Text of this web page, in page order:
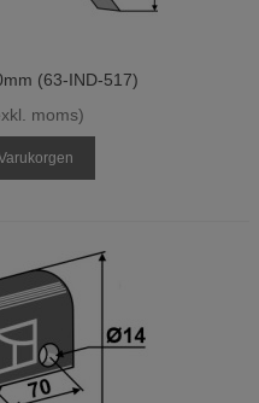
(63-IND-517)
moms)